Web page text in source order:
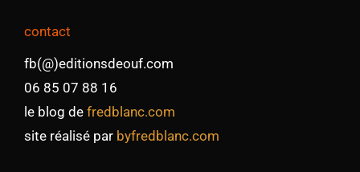
contact
fb(@)editionsdeouf.com
06 85 07 88 16
le blog de fredblanc.com
site réalisé par byfredblanc.com